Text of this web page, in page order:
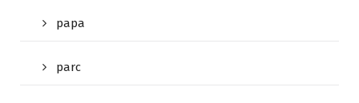
papa
parc